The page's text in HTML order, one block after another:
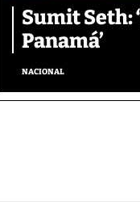
Sumit Seth:
Panamá’
NACIONAL